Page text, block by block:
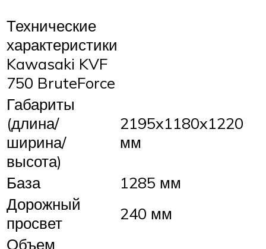
Технические
характеристики
Kawasaki KVF
750 BruteForce
Габариты
(длина/
ширина/
высота)
2195x1180x1220
мм
База
1285 мм
Дорожный
просвет
240 мм
Объем